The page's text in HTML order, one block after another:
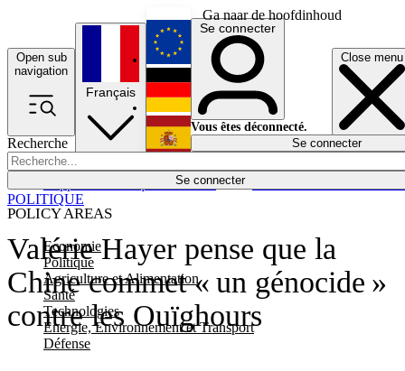
Ga naar de hoofdinhoud
Open sub
navigation
Close menu
Recherche
Se connecter
POLICY AREAS
Economie
Politique
Agriculture et Alimentation
Santé
Technologies
Energie, Environnement et Transport
Défense
Économie
Français
English
Deutsch
Español
Se connecter
Vous êtes déconnecté.
Se connecter
Valérie Hayer pense que la
Chine commet « un génocide »
contre les Ouïghours
POLITIQUE